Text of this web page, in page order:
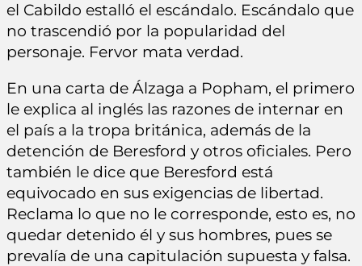
el Cabildo estalló el escándalo. Escándalo que
no trascendió por la popularidad del
personaje. Fervor mata verdad.
En una carta de Álzaga a Popham, el primero
le explica al inglés las razones de internar en
el país a la tropa británica, además de la
detención de Beresford y otros oficiales. Pero
también le dice que Beresford está
equivocado en sus exigencias de libertad.
Reclama lo que no le corresponde, esto es, no
quedar detenido él y sus hombres, pues se
prevalía de una capitulación supuesta y falsa.